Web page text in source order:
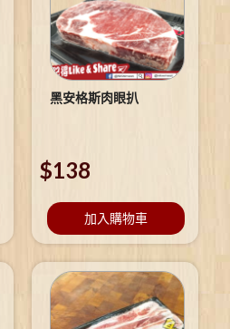
黑安格斯肉眼扒
$138
加入購物車